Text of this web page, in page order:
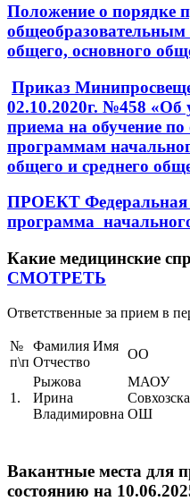
Положение о порядке
общего, основного
Приказ
02.10.2020г. №458 «Об
приема на обучение
программам
общего и среднего
ПРОЕКТ Федеральная
программа
Какие медицинские
СМОТРЕТЬ
Ответственные за прием в
№
п\п
Фамилия Имя
Отчество
ОО
1.
Рыжова
Ирина
Владимировна
МАОУ
ОШ
Вакантные места для
состоянию на